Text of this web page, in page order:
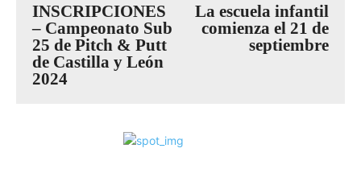
INSCRIPCIONES
– Campeonato Sub
25 de Pitch & Putt
de Castilla y León
2024
La escuela infantil
comienza el 21 de
septiembre